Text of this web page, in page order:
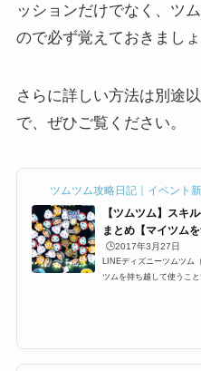
ッションだけでなく、ツ
ので必ず覚えておきましょ
さらに詳しい方法は別途
で、ぜひご覧ください。
ツムツム攻略日記｜イベント
【ツムツム】スキ
まとめ【マイツム
🕒️2017年3月27日
LINEディズニーツムツム
ツムを持ち越して使うこ